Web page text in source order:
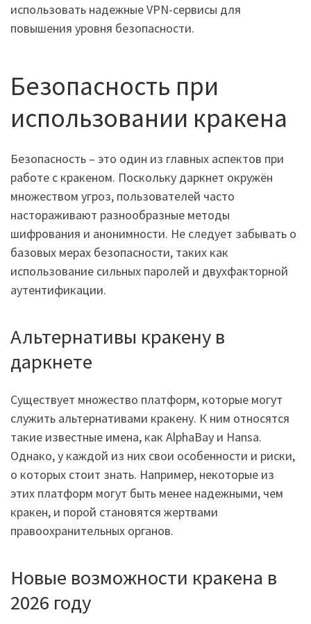
использовать надежные VPN-сервисы для
повышения уровня безопасности.
Безопасность при
использовании кракена
Безопасность – это один из главных аспектов при
работе с кракеном. Поскольку даркнет окружён
множеством угроз, пользователей часто
настораживают разнообразные методы
шифрования и анонимности. Не следует забывать о
базовых мерах безопасности, таких как
использование сильных паролей и двухфакторной
аутентификации.
Альтернативы кракену в
даркнете
Существует множество платформ, которые могут
служить альтернативами кракену. К ним относятся
такие известные имена, как AlphaBay и Hansa.
Однако, у каждой из них свои особенности и риски,
о которых стоит знать. Например, некоторые из
этих платформ могут быть менее надежными, чем
кракен, и порой становятся жертвами
правоохранительных органов.
Новые возможности кракена в
2026 году